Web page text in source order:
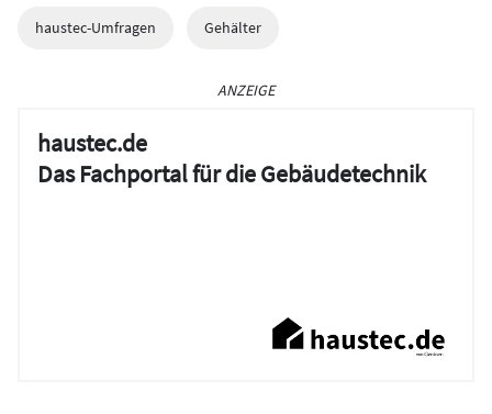
haustec-Umfragen Gehälter
ANZEIGE
haustec.de
Das Fachportal für die Gebäudetechnik